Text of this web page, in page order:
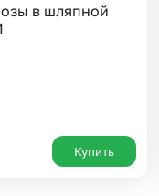
в шляпной
Купить